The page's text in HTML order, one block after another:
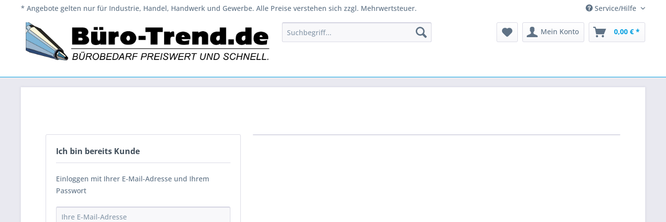
* Angebote gelten nur für Industrie, Handel, Handwerk und Gewerbe. Alle Preise verstehen sich zzgl. Mehrwertsteuer. Service/Hilfe
Mein Konto 0,00 € *
Ich bin bereits Kunde
Einloggen mit Ihrer E-Mail-Adresse und Ihrem
Passwort